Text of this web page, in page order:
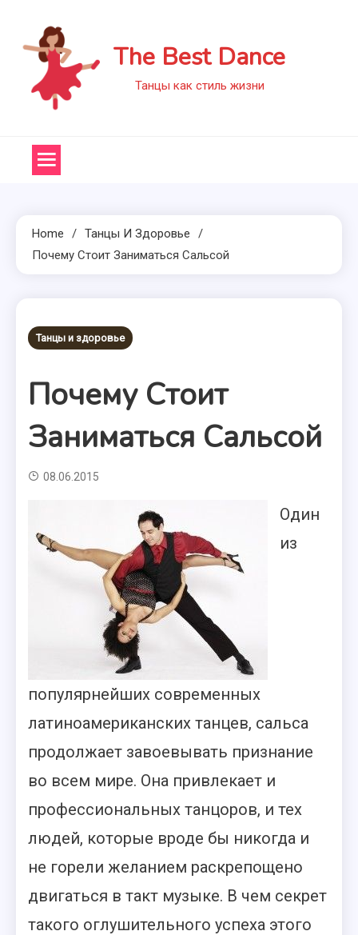
content
The Best Dance
Танцы как стиль жизни
Home
Танцы И Здоровье
Почему Стоит Заниматься Сальсой
Танцы и здоровье
Почему Стоит
Заниматься Сальсой
08.06.2015
Один
из
популярнейших современных
латиноамериканских танцев, сальса
продолжает завоевывать признание
во всем мире. Она привлекает и
профессиональных танцоров, и тех
людей, которые вроде бы никогда и
не горели желанием раскрепощено
двигаться в такт музыке. В чем секрет
такого оглушительного успеха этого